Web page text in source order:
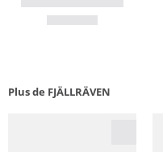
Plus de FJÄLLRÄVEN